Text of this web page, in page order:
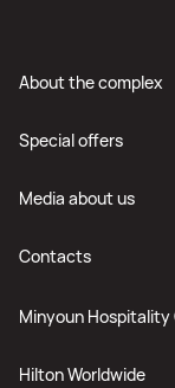
About the complex
Special offers
Media about us
Contacts
Minyoun Hospitality
Hilton Worldwide